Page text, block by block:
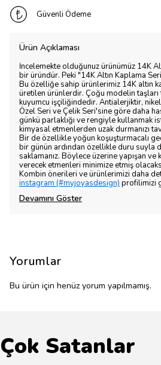
Güvenli Ödeme
Ürün Açıklaması
İncelemekte olduğunuz ürünümüz 14K
bir üründür. Peki "14K Altın Kaplama
Bu özelliğe sahip ürünlerimiz 14K altın
üretilen ürünlerdir. Çoğu modelin taşları
kuyumcu işçiliğindedir. Antialerjiktir,
Özel Seri ve Çelik Seri'sine göre daha
günkü parlaklığı ve rengiyle kullanmak
kimyasal etmenlerden uzak durmanızı
Bir de özellikle yoğun koşuşturmacalı
bir günün ardından özellikle duru suyla
saklamanız. Böylece üzerine yapışan ve
verecek etmenleri minimize etmiş
Kombin önerileri ve ürünlerimizi daha
instagram (#myjoyasdesign) profilimizi
Devamını Göster
Yorumlar
Bu ürün için henüz yorum yapılmamış.
Çok Satanlar